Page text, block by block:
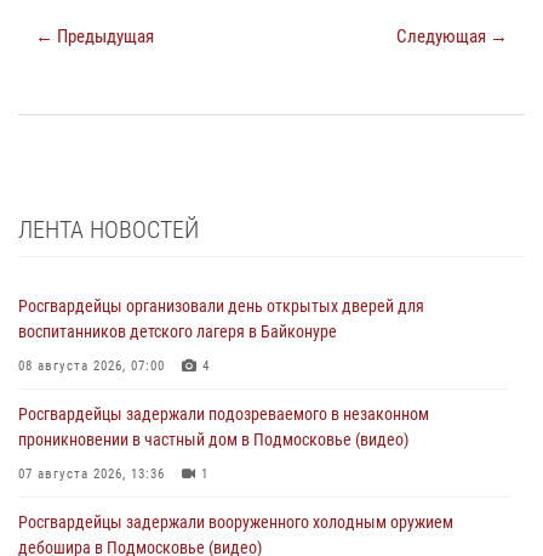
← Предыдущая Следующая →
ЛЕНТА НОВОСТЕЙ
Росгвардейцы организовали день открытых дверей для
воспитанников детского лагеря в Байконуре
08 августа 2026, 07:00 4
Росгвардейцы задержали подозреваемого в незаконном
проникновении в частный дом в Подмосковье (видео)
07 августа 2026, 13:36 1
Росгвардейцы задержали вооруженного холодным оружием
дебошира в Подмосковье (видео)